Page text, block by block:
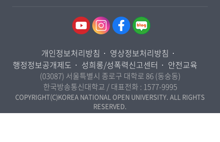
무역학과
미디어영상학과
도시콘텐츠·관광학과
사회복지연계전공
울산지역대학
경기지역대학
강원지역대학
충북지역대학
전북지역대학
경남지역대학
제주지역대학
국제협력단
산학협력단
개인정보처리방침
영상정보처리방침
행정정보공개제도
성희롱/성폭력신고센터 안전교육
(03087) 서울특별시 종로구 대학로 86 (동숭동)
한국방송통신대학교 / 대표전화 : 1577-9995
COPYRIGHT(C)KOREA NATIONAL OPEN UNIVERSITY. ALL RIGHTS
RESERVED.